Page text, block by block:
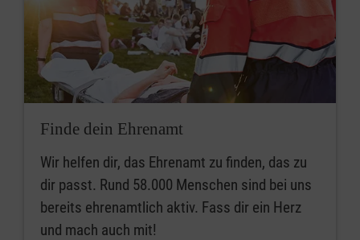
Finde dein Ehrenamt
Wir helfen dir, das Ehrenamt zu finden, das zu
dir passt. Rund 58.000 Menschen sind bei uns
bereits ehrenamtlich aktiv. Fass dir ein Herz
und mach auch mit!